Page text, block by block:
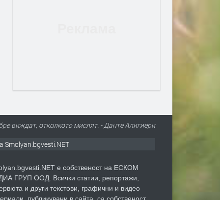
виждат, отколкото мислят. - Данте Алигиери
Smolyan.bgvesti.NET
е собственост на ЕСКОМ
ГРУП ООД. Всички статии, репортажи,
и други текстови, графични и видео
публикувани в сайта, са собственост